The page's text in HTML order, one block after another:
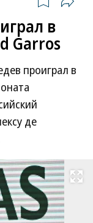
в
Garros
проиграл в
де
Развернуть